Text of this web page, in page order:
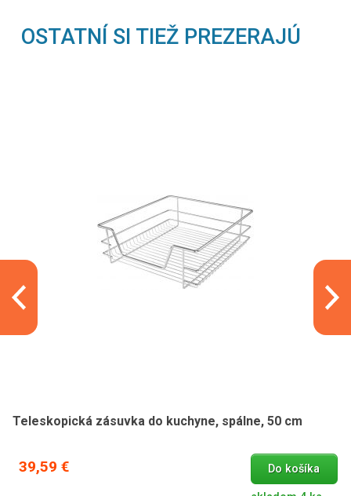
OSTATNÍ SI TIEŽ PREZERAJÚ
Teleskopická zásuvka do kuchyne, spálne, 50 cm
39,59 € Do košíka